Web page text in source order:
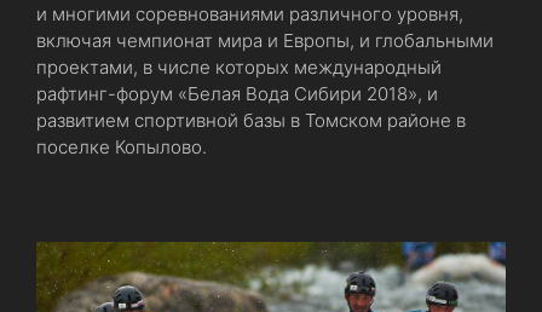
и многими соревнованиями различного уровня,
включая чемпионат мира и Европы, и глобальными
проектами, в числе которых международный
рафтинг-форум «Белая Вода Сибири 2018», и
развитием спортивной базы в Томском районе в
поселке Копылово.